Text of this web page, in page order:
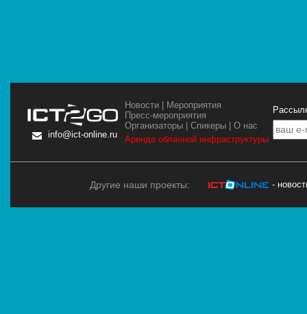
info@ict-online.ru
Новости | Мероприятия
Пресс-мероприятия
Организаторы |Спикеры |О нас
Аренда облачной инфраструктуры
Другие наши проекты: -